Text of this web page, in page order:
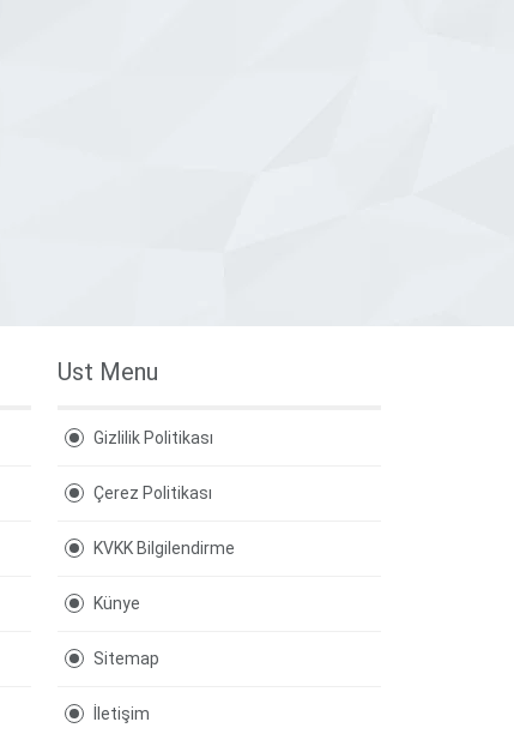
Ust Menu
Gizlilik Politikası
Çerez Politikası
KVKK Bilgilendirme
Künye
Sitemap
İletişim